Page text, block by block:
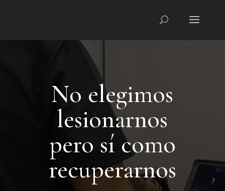
No elegimos
lesionarnos
pero sí como
recuperarnos